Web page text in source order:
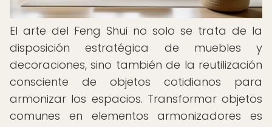
El arte del Feng Shui no solo se trata de la
disposición estratégica de muebles y
decoraciones, sino también de la reutilización
consciente de objetos cotidianos para
armonizar los espacios. Transformar objetos
comunes en elementos armonizadores es